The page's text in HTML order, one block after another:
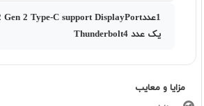
یک عدد Thunderbolt4
مزایا و معایب